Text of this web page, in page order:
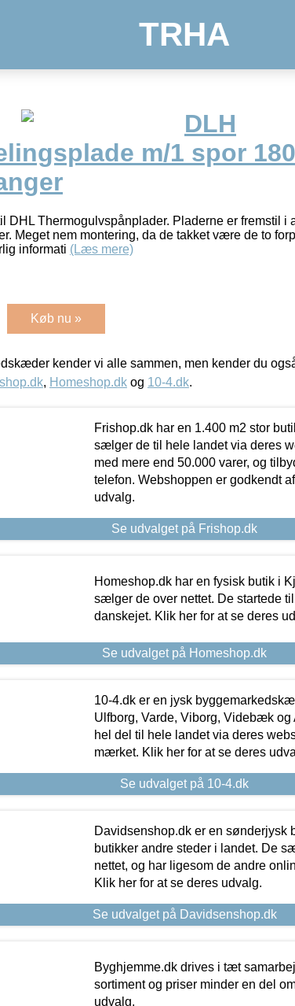
TRHA
DLH
m/1 spor
DHL Thermogulvspånplader. Pladerne er fremstil i
Meget nem montering, da de takket være de to
informati (Læs mere)
Køb nu »
kender vi alle sammen, men kender du
, Homeshop.dk og 10-4.dk.
Frishop.dk har en 1.400 m2 stor
sælger de til hele landet via deres
med mere end 50.000 varer, og
telefon. Webshoppen er godkendt
udvalg.
Se udvalget på Frishop.dk
Homeshop.dk har en fysisk butik i
sælger de over nettet. De startede
danskejet. Klik her for at se deres
Se udvalget på Homeshop.dk
10-4.dk er en jysk
Ulfborg, Varde, Viborg, Videbæk
hel del til hele landet via deres
mærket. Klik her for at se deres
Se udvalget på 10-4.dk
Davidsenshop.dk er en
butikker andre steder i landet. De
nettet, og har ligesom de andre
Klik her for at se deres udvalg.
Se udvalget på Davidsenshop.dk
Byghjemme.dk drives i tæt
sortiment og priser minder en del
udvalg.